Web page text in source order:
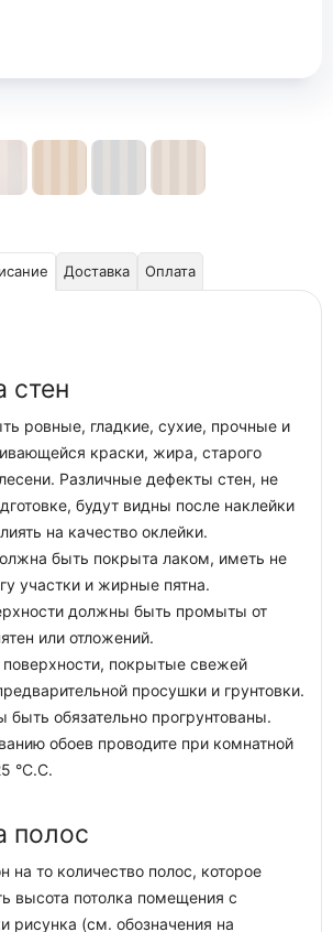
Доставка Оплата
стен
ровные, гладкие, сухие, прочные и
краски, жира, старого
Различные дефекты стен, не
будут видны после наклейки
на качество оклейки.
быть покрыта лаком, иметь не
участки и жирные пятна.
должны быть промыты от
или отложений.
поверхности, покрытые свежей
просушки и грунтовки.
обязательно прогрунтованы.
обоев проводите при комнатной
°C.C.
полос
на то количество полос, которое
высота потолка помещения с
рисунка (см. обозначения на